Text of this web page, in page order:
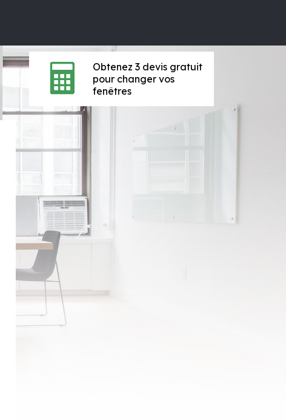
Obtenez 3 devis gratuit
pour changer vos
fenêtres